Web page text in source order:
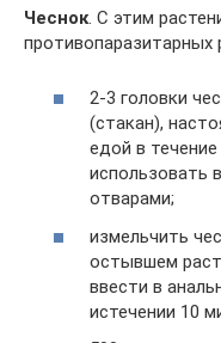
Чеснок. С этим
противопаразитарных
2-3 головки
(стакан),
едой в
использовать
отварами;
измельчить
остывшем
ввести в
истечении 10